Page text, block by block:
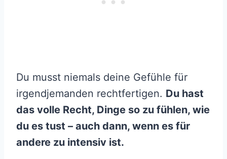
Du musst niemals deine Gefühle für
irgendjemanden rechtfertigen. Du hast
das volle Recht, Dinge so zu fühlen, wie
du es tust – auch dann, wenn es für
andere zu intensiv ist.